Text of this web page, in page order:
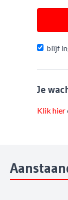
blijf
Je
Klik hier